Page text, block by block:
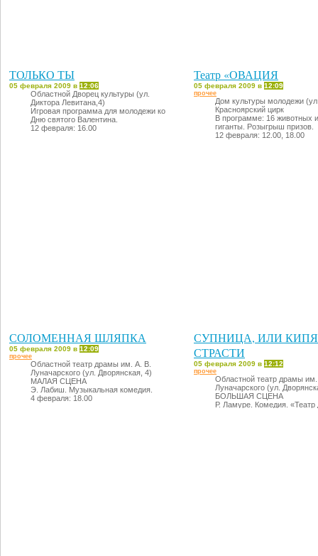
ТОЛЬКО ТЫ
05 февраля 2009 в 12:06
Областной Дворец культуры (ул.
Диктора Левитана,4)
Игровая программа для молодежи ко
Дню святого Валентина.
12 февраля: 16.00
Театр «ОВАЦИЯ
05 февраля 2009 в 12:09
прочее
Дом культуры молодежи
Красноярский цирк
В программе: 16 животных
гиганты. Розыгрыш призов.
12 февраля: 12.00, 18.00
СОЛОМЕННАЯ ШЛЯПКА
05 февраля 2009 в 12:09
прочее
Областной театр драмы им. А. В.
Луначарского (ул. Дворянская, 4)
МАЛАЯ СЦЕНА
Э. Лабиш. Музыкальная комедия.
4 февраля: 18.00
СУПНИЦА, ИЛИ
СТРАСТИ
05 февраля 2009 в 12:12
прочее
Областной театр драмы
Луначарского (ул.
БОЛЬШАЯ СЦЕНА
Р. Ламуре. Комедия. «Театр